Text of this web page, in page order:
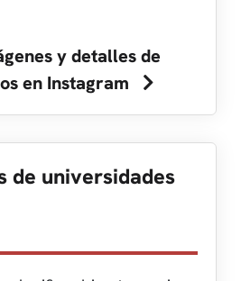
y detalles de
en Instagram
de universidades